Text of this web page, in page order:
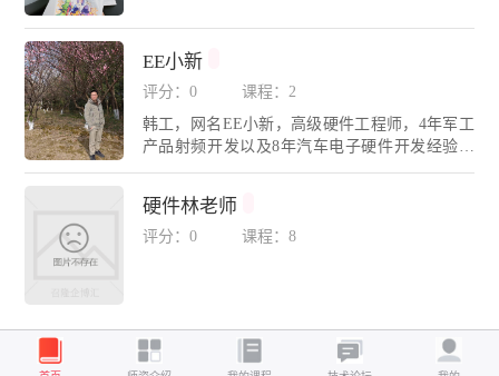
战攻坚包括：航天军工、安防数码、通信设备、
工控能源、汽车电子、医疗仪器、芯片等领域的
高难度设计与仿真项目。
EE小新
评分：0
课程：2
韩工，网名EE小新，高级硬件工程师，4年军工
产品射频开发以及8年汽车电子硬件开发经验，
拥有多款百万级汽车量产产品开发经验，擅长硬
计等，专注于技术交流与经验分享。代表课程：
射频入门实战、27种常见元器件数据手册、电源
硬件林老师
评分：0 课程：8